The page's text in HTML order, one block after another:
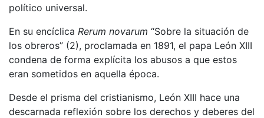
político universal.
En su encíclica Rerum novarum “Sobre la situación de
los obreros” (2), proclamada en 1891, el papa León XIII
condena de forma explícita los abusos a que estos
eran sometidos en aquella época.
Desde el prisma del cristianismo, León XIII hace una
descarnada reflexión sobre los derechos y deberes del